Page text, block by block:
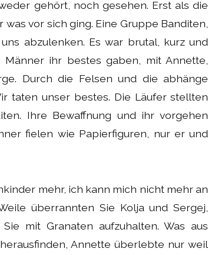
gehört, noch gesehen. Erst als die
vor sich ging. Eine Gruppe Banditen,
abzulenken. Es war brutal, kurz und
ihr bestes gaben, mit Annette,
Durch die Felsen und die abhänge
taten unser bestes. Die Läufer stellten
Ihre Bewaffnung und ihr vorgehen
fielen wie Papierfiguren, nur er und
mehr, ich kann mich nicht mehr an
überrannten Sie Kolja und Sergej,
mit Granaten aufzuhalten. Was aus
Annette überlebte nur weil